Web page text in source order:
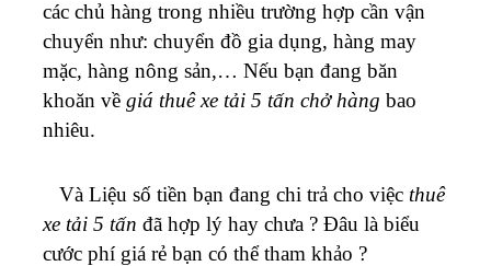
các chủ hàng trong nhiều trường hợp cần vận
chuyển như: chuyển đồ gia dụng, hàng may
mặc, hàng nông sản,… Nếu bạn đang băn
khoăn về giá thuê xe tải 5 tấn chở hàng bao
nhiêu.
Và Liệu số tiền bạn đang chi trả cho việc thuê
xe tải 5 tấn đã hợp lý hay chưa ? Đâu là biểu
cước phí giá rẻ bạn có thể tham khảo ?